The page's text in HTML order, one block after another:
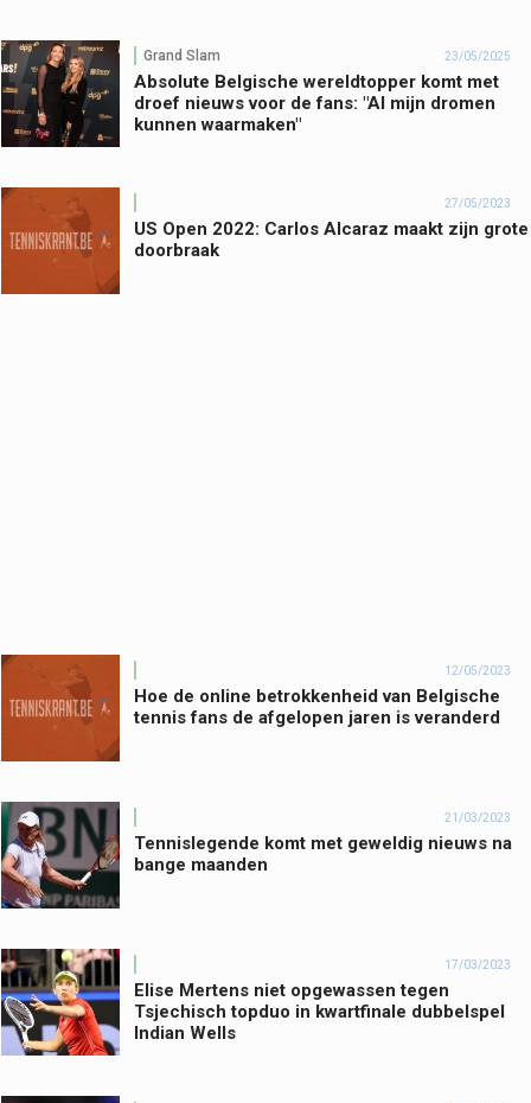
Grand Slam 23/05/2025
Absolute Belgische wereldtopper komt met
droef nieuws voor de fans: "Al mijn dromen
kunnen waarmaken"
27/05/2023
US Open 2022: Carlos Alcaraz maakt zijn grote
doorbraak
12/05/2023
Hoe de online betrokkenheid van Belgische
tennis fans de afgelopen jaren is veranderd
21/03/2023
Tennislegende komt met geweldig nieuws na
bange maanden
17/03/2023
Elise Mertens niet opgewassen tegen
Tsjechisch topduo in kwartfinale dubbelspel
Indian Wells